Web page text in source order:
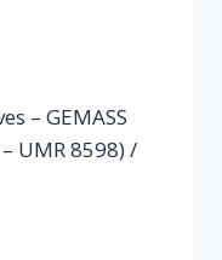
– GEMASS
UMR 8598) /